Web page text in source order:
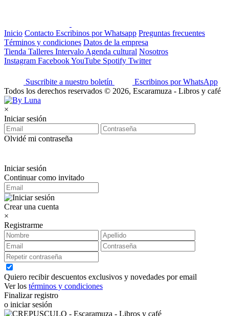
Inicio Contacto Escribinos por Whatsapp Preguntas frecuentes
Términos y condiciones Datos de la empresa
Tienda Talleres Intervalo Agenda cultural Nosotros
Instagram FacebookYouTube Spotify Twitter
Suscribite a nuestro boletín
Escribinos por WhatsApp
Todos los derechos reservados © 2026, Escaramuza - Libros y café
×
Iniciar sesión
Olvidé mi contraseña
Iniciar sesión
Continuar como invitado
Crear una cuenta
×
Registrarme
Quiero recibir descuentos exclusivos y novedades por email
Ver los términos y condiciones
Finalizar registro
o iniciar sesión